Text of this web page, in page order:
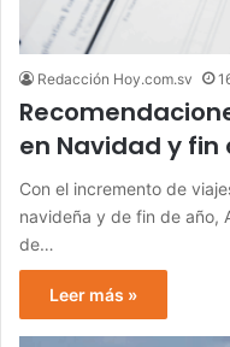
Redacción Hoy.com.sv
en Navidad y fin
Con el incremento de
navideña y de fin de año,
de…
Leer más »